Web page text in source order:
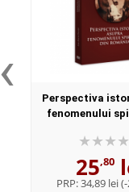
‹
Perspectiva
fenomenului
25,80
PRP:34,89 lei